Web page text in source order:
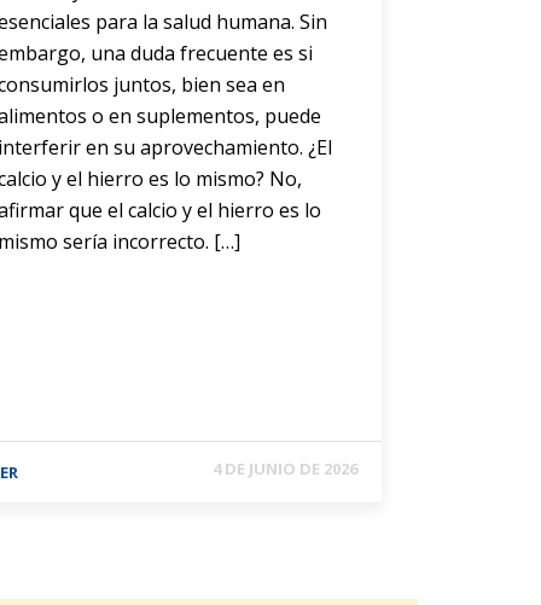
para la salud humana. Sin
una duda frecuente es si
juntos, bien sea en
o en suplementos, puede
en su aprovechamiento. ¿El
y el hierro es lo mismo? No,
que el calcio y el hierro es lo
sería incorrecto. […]
4 DE JUNIO DE 2026